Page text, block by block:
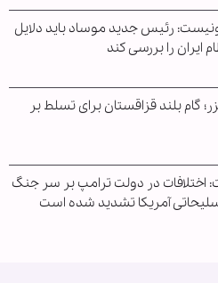
رئیس جدید موساد باید دلایل
را بررسی کند
گام بلند قزاقستان برای تسلط بر
در دولت ترامپ بر سر جنگ
آمریکا تشدید شده است